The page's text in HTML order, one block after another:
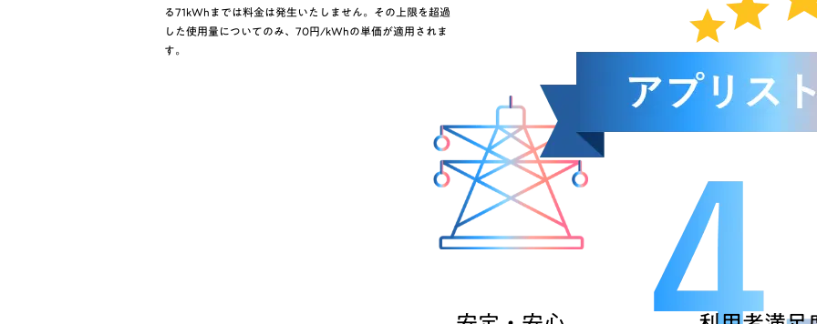
る71kWhまでは料金は発生いたしません。その上限を超過
した使用量についてのみ、70円/kWhの単価が適用されま
す。